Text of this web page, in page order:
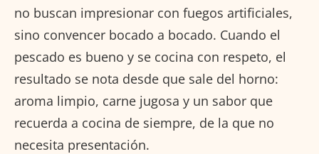
no buscan impresionar con fuegos artificiales,
sino convencer bocado a bocado. Cuando el
pescado es bueno y se cocina con respeto, el
resultado se nota desde que sale del horno:
aroma limpio, carne jugosa y un sabor que
recuerda a cocina de siempre, de la que no
necesita presentación.